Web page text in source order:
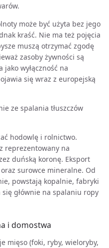
może być użyta bez jego
kraść. Nie ma też pojęcia
muszą otrzymać zgodę
zasoby żywności są
jako wyłączność na
się wraz z europejską
ze spalania tłuszczów
hodowlę i rolnictwo.
reprezentowany na
duńską koronę. Eksport
surowce mineralne. Od
powstają kopalnie, fabryki
głównie na spalaniu ropy
i domostwa
mięso (foki, ryby, wieloryby,